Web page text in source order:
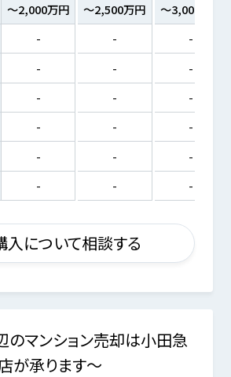
～2,000万円
-
-
-
-
-
-
～2,500万円
-
-
-
-
-
-
～3,000万円
-
-
-
-
-
-
入について相談する
のマンション売却は小田急
が承ります～